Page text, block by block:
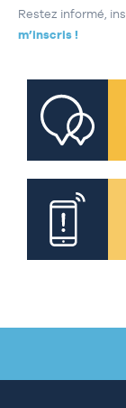
Restez informé,
m’inscris !